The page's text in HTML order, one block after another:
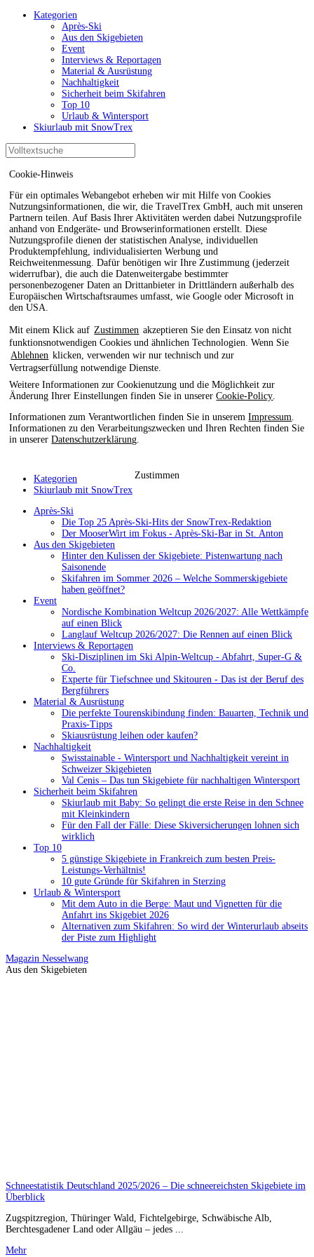
Cookie-Hinweis
Für ein optimales Webangebot erheben wir mit Hilfe von Cookies
Nutzungsinformationen, die wir, die TravelTrex GmbH, auch mit unseren
Partnern teilen. Auf Basis Ihrer Aktivitäten werden dabei Nutzungsprofile
anhand von Endgeräte- und Browserinformationen erstellt. Diese
Nutzungsprofile dienen der statistischen Analyse, individuellen
Produktempfehlung, individualisierten Werbung und
Reichweitenmessung. Dafür benötigen wir Ihre Zustimmung (jederzeit
widerrufbar), die auch die Datenweitergabe bestimmter
personenbezogener Daten an Drittanbieter in Drittländern außerhalb des
Europäischen Wirtschaftsraumes umfasst, wie Google oder Microsoft in
den USA.
Mit einem Klick auf Zustimmen akzeptieren Sie den Einsatz von nicht
funktionsnotwendigen Cookies und ähnlichen Technologien. Wenn Sie
Ablehnen klicken, verwenden wir nur technisch und zur
Vertragserfüllung notwendige Dienste.
Weitere Informationen zur Cookienutzung und die Möglichkeit zur
Änderung Ihrer Einstellungen finden Sie in unsererCookie-Policy.
Informationen zum Verantwortlichen finden Sie in unseremImpressum.
Informationen zu den Verarbeitungszwecken und Ihren Rechten finden Sie
in unsererDatenschutzerklärung.
Zustimmen
Kategorien
Après-Ski
Aus den Skigebieten
Event
Interviews & Reportagen
Material & Ausrüstung
Nachhaltigkeit
Sicherheit beim Skifahren
Top 10
Urlaub & Wintersport
Skiurlaub mit SnowTrex
Kategorien
Skiurlaub mit SnowTrex
Après-Ski
Die Top 25 Après-Ski-Hits der SnowTrex-Redaktion
Der MooserWirt im Fokus - Après-Ski-Bar in St. Anton
Aus den Skigebieten
Hinter den Kulissen der Skigebiete: Pistenwartung nach
Saisonende
Skifahren im Sommer 2026 – Welche Sommerskigebiete
haben geöffnet?
Event
Nordische Kombination Weltcup 2026/2027: Alle Wettkämpfe
auf einen Blick
Langlauf Weltcup 2026/2027: Die Rennen auf einen Blick
Interviews & Reportagen
Ski-Disziplinen im Ski Alpin-Weltcup - Abfahrt, Super-G &
Co.
Experte für Tiefschnee und Skitouren - Das ist der Beruf des
Bergführers
Material & Ausrüstung
Die perfekte Tourenskibindung finden: Bauarten, Technik und
Praxis-Tipps
Skiausrüstung leihen oder kaufen?
Nachhaltigkeit
Swisstainable - Wintersport und Nachhaltigkeit vereint in
Schweizer Skigebieten
Val Cenis – Das tun Skigebiete für nachhaltigen Wintersport
Sicherheit beim Skifahren
Skiurlaub mit Baby: So gelingt die erste Reise in den Schnee
mit Kleinkindern
Für den Fall der Fälle: Diese Skiversicherungen lohnen sich
wirklich
Top 10
5 günstige Skigebiete in Frankreich zum besten Preis-
Leistungs-Verhältnis!
10 gute Gründe für Skifahren in Sterzing
Urlaub & Wintersport
Mit dem Auto in die Berge: Maut und Vignetten für die
Anfahrt ins Skigebiet 2026
Alternativen zum Skifahren: So wird der Winterurlaub abseits
der Piste zum Highlight
Magazin Nesselwang
Aus den Skigebieten
Schneestatistik Deutschland 2025/2026 – Die schneereichsten Skigebiete im
Überblick
Zugspitzregion, Thüringer Wald, Fichtelgebirge, Schwäbische Alb,
Berchtesgadener Land oder Allgäu – jedes ...
Mehr